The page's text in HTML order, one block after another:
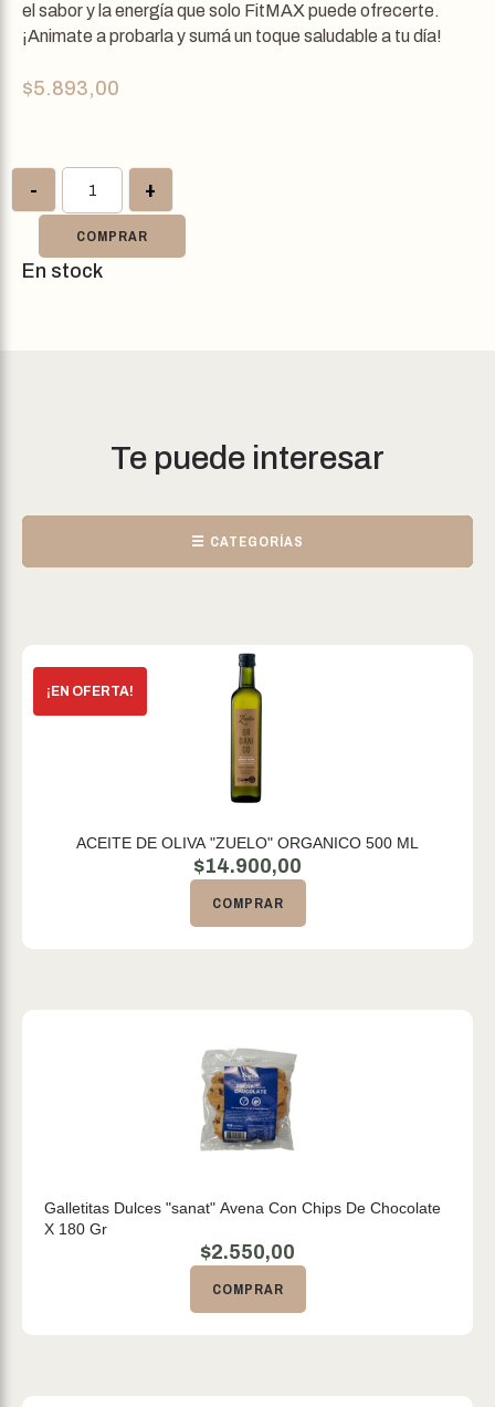
el sabor y la energía que solo FitMAX puede ofrecerte.
¡Animate a probarla y sumá un toque saludable a tu día!
$5.893,00
- +
COMPRAR
En stock
Te puede interesar
☰ CATEGORÍAS
ACEITE DE OLIVA "ZUELO" ORGANICO 500 ML
$14.900,00
COMPRAR
Galletitas Dulces "sanat" Avena Con Chips De Chocolate
X 180 Gr
$2.550,00
COMPRAR